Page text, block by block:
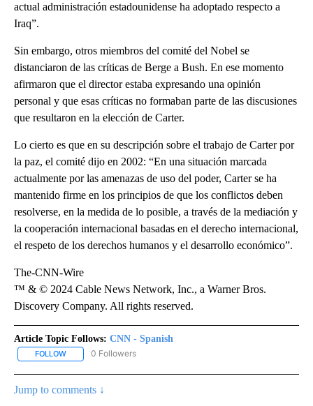
actual administración estadounidense ha adoptado respecto a
Iraq”.
Sin embargo, otros miembros del comité del Nobel se
distanciaron de las críticas de Berge a Bush. En ese momento
afirmaron que el director estaba expresando una opinión
personal y que esas críticas no formaban parte de las discusiones
que resultaron en la elección de Carter.
Lo cierto es que en su descripción sobre el trabajo de Carter por
la paz, el comité dijo en 2002: “En una situación marcada
actualmente por las amenazas de uso del poder, Carter se ha
mantenido firme en los principios de que los conflictos deben
resolverse, en la medida de lo posible, a través de la mediación y
la cooperación internacional basadas en el derecho internacional,
el respeto de los derechos humanos y el desarrollo económico”.
The-CNN-Wire
™ & © 2024 Cable News Network, Inc., a Warner Bros.
Discovery Company. All rights reserved.
Article Topic Follows: CNN - Spanish
FOLLOW FOLLOW "CNN - SPANISH" TO RECEIVE NOTIFICATIONS ABOUT
0 Followers
Jump to comments ↓